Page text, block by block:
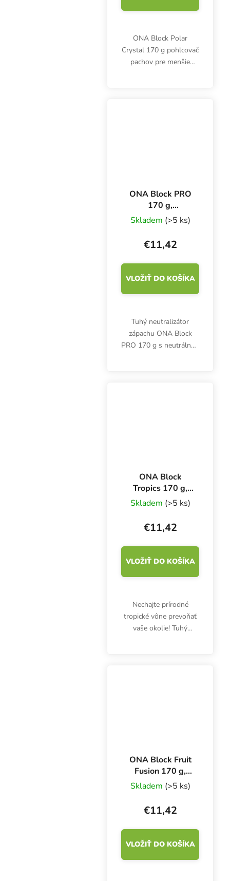
ONA Block Polar
Crystal 170 g pohlcovač
pachov pre menšie
ONA Block PRO
170 g,
neutralizátor
zápachu
Skladem (>5 ks)
€11,42
VLOŽIŤ DO KOŠÍKA
Tuhý neutralizátor
zápachu ONA Block
PRO 170 g s neutrálnou
ONA Block
Tropics 170 g,
neutralizátor
zápachu
Skladem (>5 ks)
€11,42
VLOŽIŤ DO KOŠÍKA
Nechajte prírodné
tropické vône prevoňať
vaše okolie! Tuhý
ONA Block Fruit
Fusion 170 g,
neutralizátor
zápachu
Skladem (>5 ks)
€11,42
VLOŽIŤ DO KOŠÍKA